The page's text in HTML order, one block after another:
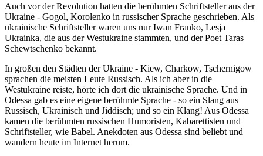
Auch vor der Revolution hatten die berühmten Schriftsteller aus der
Ukraine - Gogol, Korolenko in russischer Sprache geschrieben. Als
ukrainische Schriftsteller waren uns nur Iwan Franko, Lesja
Ukrainka, die aus der Westukraine stammten, und der Poet Taras
Schewtschenko bekannt.
In großen den Städten der Ukraine - Kiew, Charkow, Tschernigow
sprachen die meisten Leute Russisch. Als ich aber in die
Westukraine reiste, hörte ich dort die ukrainische Sprache. Und in
Odessa gab es eine eigene berühmte Sprache - so ein Slang aus
Russisch, Ukrainisch und Jiddisch; und so ein Klang! Aus Odessa
kamen die berühmten russischen Humoristen, Kabarettisten und
Schriftsteller, wie Babel. Anekdoten aus Odessa sind beliebt und
wandern heute im Internet herum.